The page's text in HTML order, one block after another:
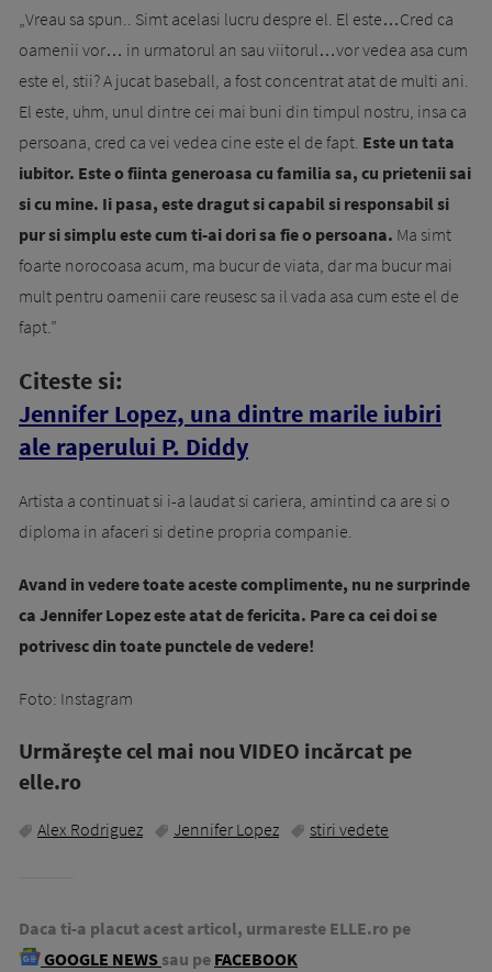
„Vreau sa spun.. Simt acelasi lucru despre el. El este…Cred ca
oamenii vor… in urmatorul an sau viitorul…vor vedea asa cum
este el, stii? A jucat baseball, a fost concentrat atat de multi ani.
El este, uhm, unul dintre cei mai buni din timpul nostru, insa ca
persoana, cred ca vei vedea cine este el de fapt. Este un tata
iubitor. Este o fiinta generoasa cu familia sa, cu prietenii sai
si cu mine. Ii pasa, este dragut si capabil si responsabil si
pur si simplu este cum ti-ai dori sa fie o persoana. Ma simt
foarte norocoasa acum, ma bucur de viata, dar ma bucur mai
mult pentru oamenii care reusesc sa il vada asa cum este el de
fapt.”
Citeste si:
Jennifer Lopez, una dintre marile iubiri
ale raperului P. Diddy
Artista a continuat si i-a laudat si cariera, amintind ca are si o
diploma in afaceri si detine propria companie.
Avand in vedere toate aceste complimente, nu ne surprinde
ca Jennifer Lopez este atat de fericita. Pare ca cei doi se
potrivesc din toate punctele de vedere!
Foto: Instagram
Urmăreşte cel mai nou VIDEO incărcat pe
elle.ro
Alex Rodriguez Jennifer Lopez stiri vedete
Daca ti-a placut acest articol, urmareste ELLE.ro pe
GOOGLE NEWS sau pe FACEBOOK